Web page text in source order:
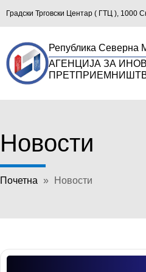
Градски Трговски Центар ( ГТЦ ), 1000
Република Северна
АГЕНЦИЈА ЗА
Новости
Почетна » Новости